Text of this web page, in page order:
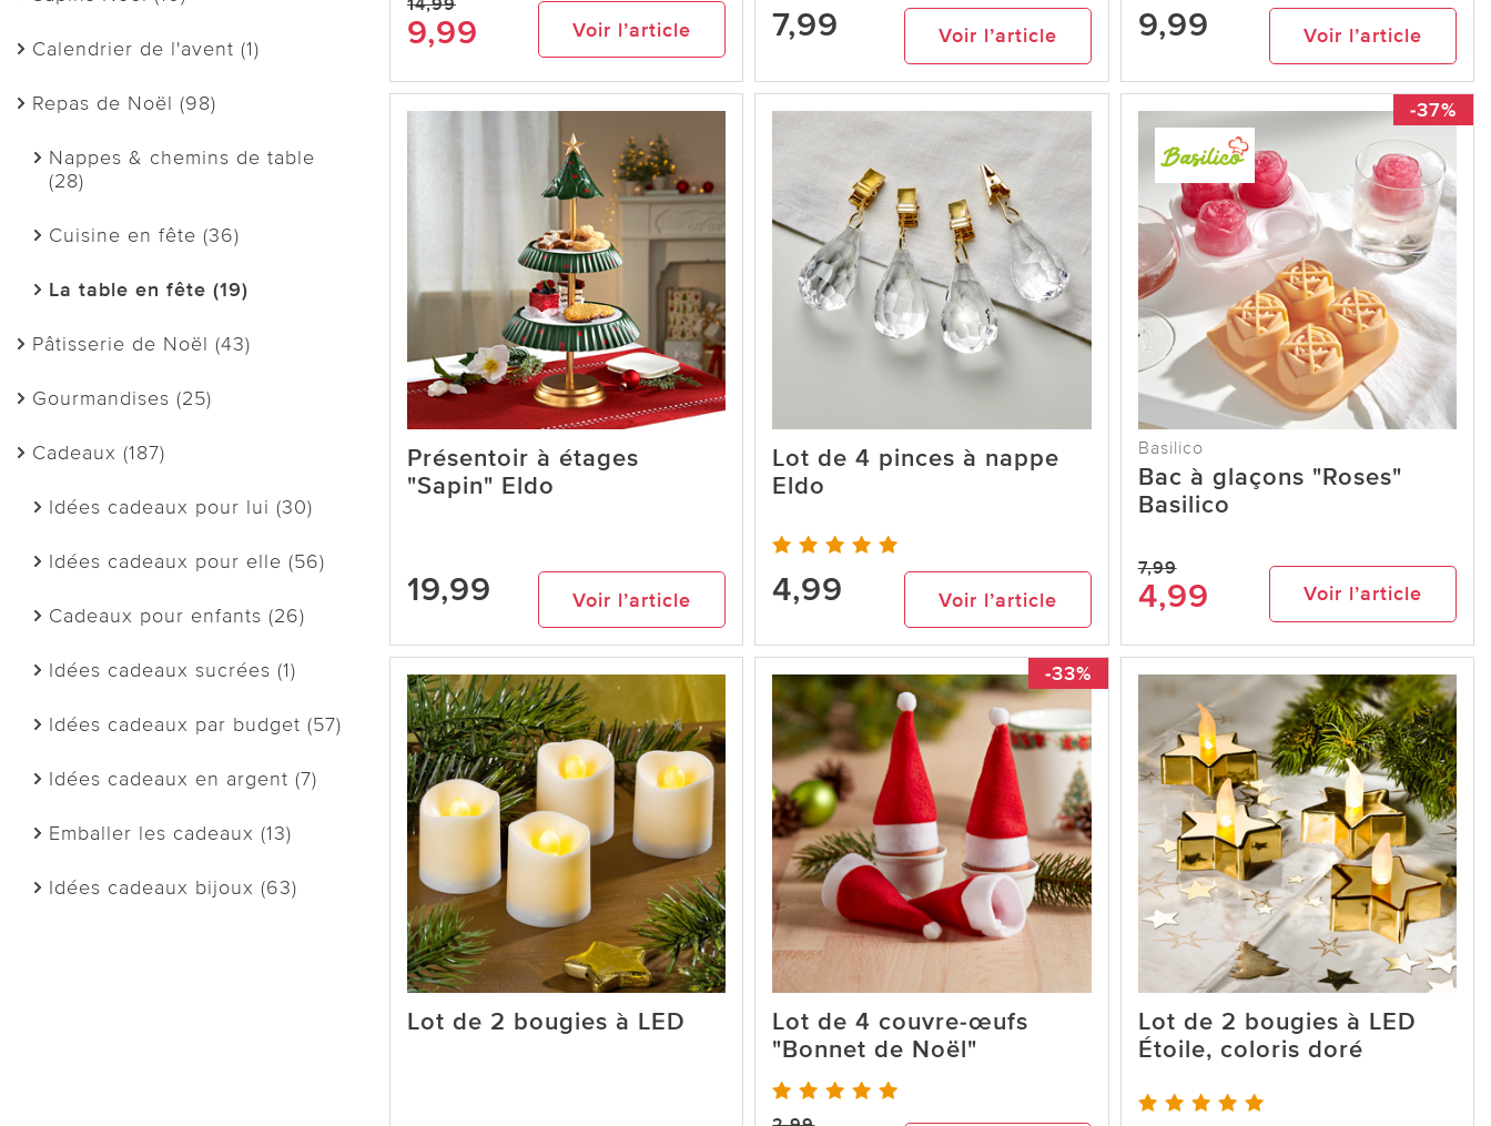
Calendrier de l'avent (1)
Repas de Noël (98)
Nappes & chemins de table
(28)
Cuisine en fête (36)
La table en fête (19)
Pâtisserie de Noël (43)
Gourmandises (25)
Cadeaux (187)
Idées cadeaux pour lui (30)
Idées cadeaux pour elle (56)
Cadeaux pour enfants (26)
Idées cadeaux sucrées (1)
Idées cadeaux par budget (57)
Idées cadeaux en argent (7)
Emballer les cadeaux (13)
Idées cadeaux bijoux (63)
9,99 Voir l’article 7,99 Voir l’article 9,99 Voir l’article
Présentoir à étages
"Sapin" Eldo
19,99 Voir l’article
Lot de 4 pinces à nappe
Eldo
4,99 Voir l’article
-37%
Basilico
Bac à glaçons "Roses"
Basilico
7,99
4,99 Voir l’article
Lot de 2 bougies à LED
-33%
Lot de 4 couvre-œufs
"Bonnet de Noël"
Lot de 2 bougies à LED
Étoile, coloris doré